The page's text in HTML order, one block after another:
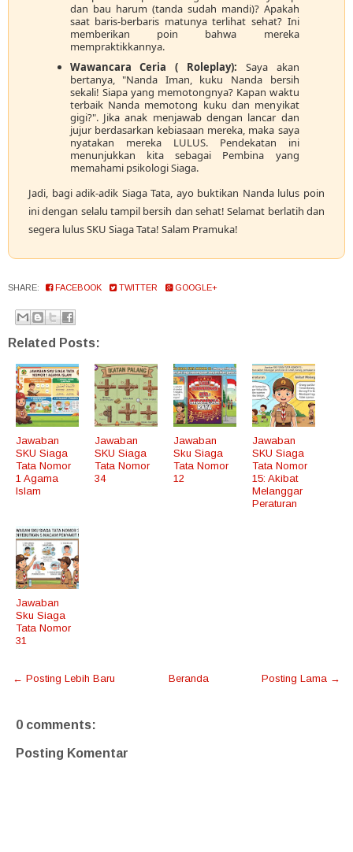
dan bau harum (tanda sudah mandi)? Apakah
saat baris-berbaris matunya terlihat sehat? Ini
memberikan poin bahwa mereka
mempraktikkannya.
Wawancara Ceria ( Roleplay): Saya akan
bertanya, "Nanda Iman, kuku Nanda bersih
sekali! Siapa yang memotongnya? Kapan waktu
terbaik Nanda memotong kuku dan menyikat
gigi?". Jika anak menjawab dengan lancar dan
jujur berdasarkan kebiasaan mereka, maka saya
nyatakan mereka LULUS. Pendekatan ini
menunjukkan kita sebagai Pembina yang
memahami psikologi Siaga.
Jadi, bagi adik-adik Siaga Tata, ayo buktikan Nanda lulus poin
ini dengan selalu tampil bersih dan sehat! Selamat berlatih dan
segera lulus SKU Siaga Tata! Salam Pramuka!
SHARE: FACEBOOK TWITTER GOOGLE+
Related Posts:
Jawaban
SKU Siaga
Tata Nomor
1 Agama
Islam
Jawaban
SKU Siaga
Tata Nomor
34
Jawaban
Sku Siaga
Tata Nomor
12
Jawaban
SKU Siaga
Tata Nomor
15: Akibat
Melanggar
Peraturan
Jawaban
Sku Siaga
Tata Nomor
31
← Posting Lebih Baru Posting Lama →
Beranda
0 comments:
Posting Komentar